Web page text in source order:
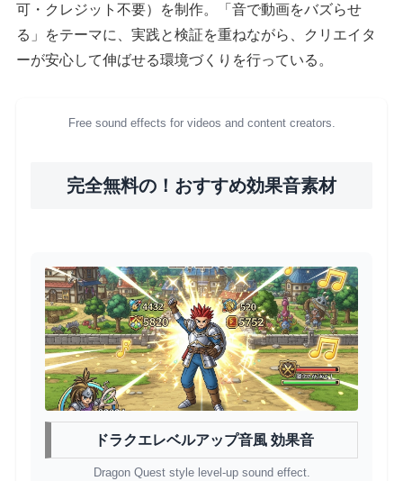
可・クレジット不要）を制作。「音で動画をバズらせ
る」をテーマに、実践と検証を重ねながら、クリエイタ
ーが安心して伸ばせる環境づくりを行っている。
Free sound effects for videos and content creators.
完全無料の！おすすめ効果音素材
ドラクエレベルアップ音風 効果音
Dragon Quest style level-up sound effect.